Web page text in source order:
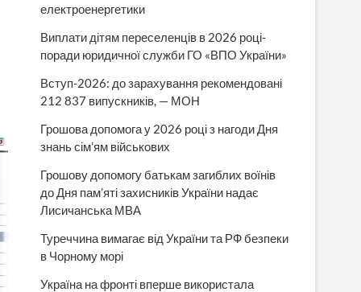
електроенергетики
Виплати дітям переселенців в 2026 році-
поради юридичної служби ГО «ВПО України»
Вступ-2026: до зарахування рекомендовані
212 837 випускників, — МОН
Грошова допомога у 2026 році з нагоди Дня
знань сім’ям військових
Грошову допомогу батькам загиблих воїнів
до Дня пам’яті захисників України надає
Лисичанська МВА
Туреччина вимагає від України та РФ безпеки
в Чорному морі
Україна на фронті вперше використала